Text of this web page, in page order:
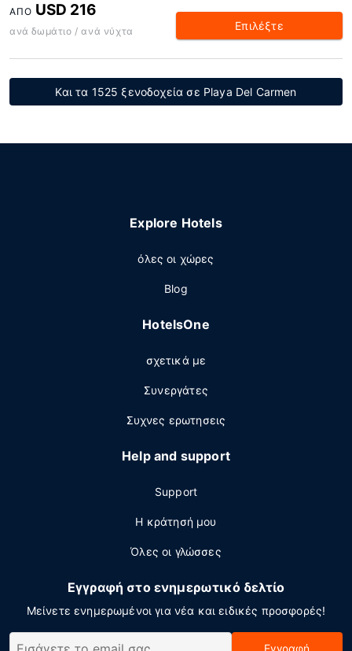
ΑΠΌ USD 216
ανά δωμάτιο / ανά νύχτα Επιλέξτε
Και τα 1525 ξενοδοχεία σε Playa Del Carmen
Explore Hotels
όλες οι χώρες
Blog
HotelsOne
σχετικά με
Συνεργάτες
Συχνες ερωτησεις
Help and support
Support
Η κράτησή μου
Όλες οι γλώσσες
Εγγραφή στο ενημερωτικό δελτίο
Μείνετε ενημερωμένοι για νέα και ειδικές προσφορές!
Εγγραφή